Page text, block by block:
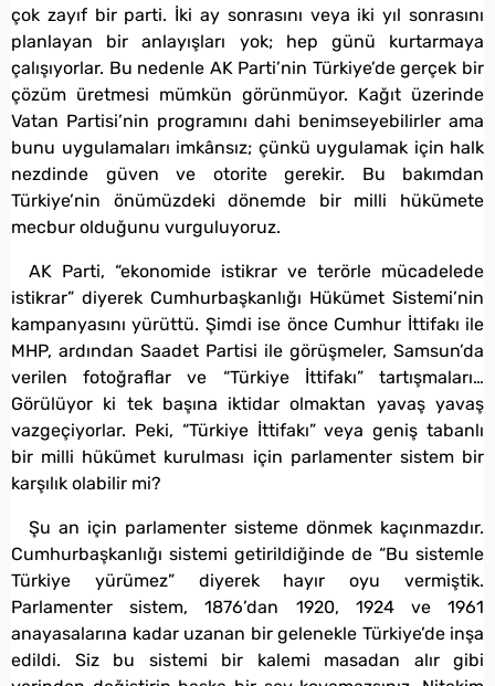
çok zayıf bir parti. İki ay sonrasını veya iki yıl sonrasını
planlayan bir anlayışları yok; hep günü kurtarmaya
çalışıyorlar. Bu nedenle AK Parti’nin Türkiye’de gerçek bir
çözüm üretmesi mümkün görünmüyor. Kağıt üzerinde
Vatan Partisi’nin programını dahi benimseyebilirler ama
bunu uygulamaları imkânsız; çünkü uygulamak için halk
nezdinde güven ve otorite gerekir. Bu bakımdan
Türkiye’nin önümüzdeki dönemde bir milli hükümete
mecbur olduğunu vurguluyoruz.
AK Parti, “ekonomide istikrar ve terörle mücadelede
istikrar” diyerek Cumhurbaşkanlığı Hükümet Sistemi’nin
kampanyasını yürüttü. Şimdi ise önce Cumhur İttifakı ile
MHP, ardından Saadet Partisi ile görüşmeler, Samsun’da
verilen fotoğraflar ve “Türkiye İttifakı” tartışmaları…
Görülüyor ki tek başına iktidar olmaktan yavaş yavaş
vazgeçiyorlar. Peki, “Türkiye İttifakı” veya geniş tabanlı
bir milli hükümet kurulması için parlamenter sistem bir
karşılık olabilir mi?
Şu an için parlamenter sisteme dönmek kaçınmazdır.
Cumhurbaşkanlığı sistemi getirildiğinde de “Bu sistemle
Türkiye yürümez” diyerek hayır oyu vermiştik.
Parlamenter sistem, 1876’dan 1920, 1924 ve 1961
anayasalarına kadar uzanan bir gelenekle Türkiye’de inşa
edildi. Siz bu sistemi bir kalemi masadan alır gibi